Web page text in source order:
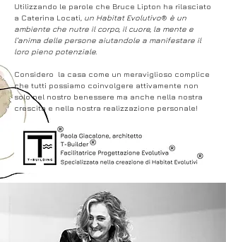
Utilizzando le parole che Bruce Lipton ha rilasciato
a Caterina Locati, un Habitat Evolutivo® è un
ambiente che nutre il corpo, il cuore, la mente e
l’anima delle persone aiutandole a manifestare il
loro pieno potenziale.
Considero la casa come un meraviglioso complice
che tutti possiamo coinvolgere attivamente non
solo nel nostro benessere ma anche nella nostra
crescita e nella nostra realizzazione personale!